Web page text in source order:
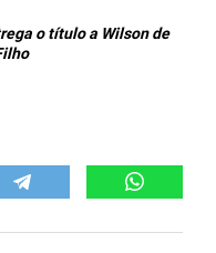
o título a Wilson de